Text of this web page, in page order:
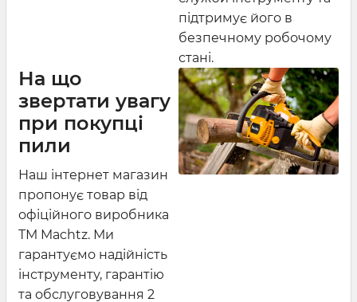
підтримує його в
безпечному робочому
стані.
На що
звертати увагу
при покупці
пили
Наш інтернет магазин
пропонує товар від
офіційного виробника
ТМ Machtz. Ми
гарантуємо надійність
інструменту, гарантію
та обслуговування 2